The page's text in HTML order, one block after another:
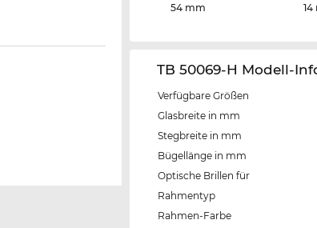
54 mm
TB 50069-H Modell-
Verfügbare Größen
Glasbreite in mm
Stegbreite in mm
Bügellänge in mm
Optische Brillen für
Rahmentyp
Rahmen-Farbe